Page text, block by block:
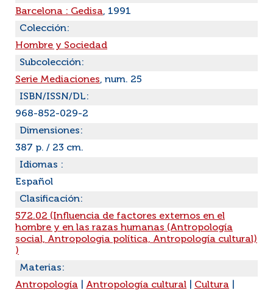
Barcelona : Gedisa, 1991
Colección:
Hombre y Sociedad
Subcolección:
Serie Mediaciones, num. 25
ISBN/ISSN/DL:
968-852-029-2
Dimensiones:
387 p. / 23 cm.
Idiomas :
Español
Clasificación:
572.02 (Influencia de factores externos en el
hombre y en las razas humanas (Antropología
social, Antropologia política, Antropología cultural)
)
Materias:
Antropología
Antropología cultural Cultura